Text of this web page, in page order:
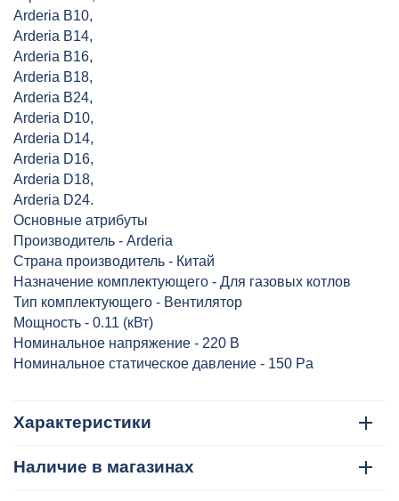
Arderia B10,
Arderia B14,
Arderia B16,
Arderia B18,
Arderia B24,
Arderia D10,
Arderia D14,
Arderia D16,
Arderia D18,
Arderia D24.
Основные атрибуты
Производитель - Arderia
Страна производитель - Китай
Назначение комплектующего - Для газовых котлов
Тип комплектующего - Вентилятор
Мощность - 0.11 (кВт)
Номинальное напряжение - 220 В
Номинальное статическое давление - 150 Pa
Характеристики
Наличие в магазинах